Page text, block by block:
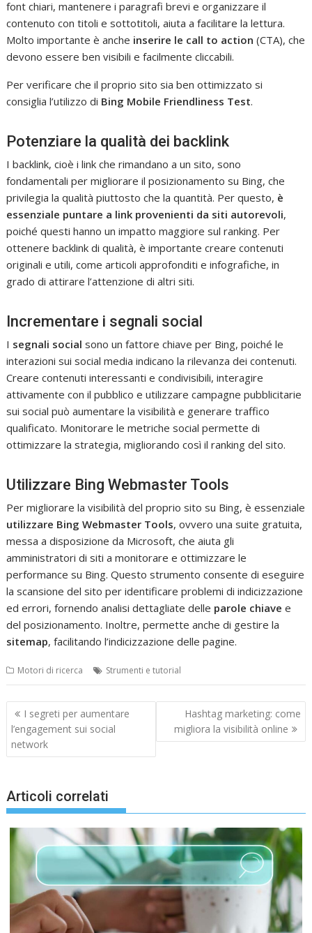
font chiari, mantenere i paragrafi brevi e organizzare il
contenuto con titoli e sottotitoli, aiuta a facilitare la lettura.
Molto importante è anche inserire le call to action (CTA), che
devono essere ben visibili e facilmente cliccabili.
Per verificare che il proprio sito sia ben ottimizzato si
consiglia l’utilizzo di Bing Mobile Friendliness Test.
Potenziare la qualità dei backlink
I backlink, cioè i link che rimandano a un sito, sono
fondamentali per migliorare il posizionamento su Bing, che
privilegia la qualità piuttosto che la quantità. Per questo, è
essenziale puntare a link provenienti da siti autorevoli,
poiché questi hanno un impatto maggiore sul ranking. Per
ottenere backlink di qualità, è importante creare contenuti
originali e utili, come articoli approfonditi e infografiche, in
grado di attirare l’attenzione di altri siti.
Incrementare i segnali social
I segnali social sono un fattore chiave per Bing, poiché le
interazioni sui social media indicano la rilevanza dei contenuti.
Creare contenuti interessanti e condivisibili, interagire
attivamente con il pubblico e utilizzare campagne pubblicitarie
sui social può aumentare la visibilità e generare traffico
qualificato. Monitorare le metriche social permette di
ottimizzare la strategia, migliorando così il ranking del sito.
Utilizzare Bing Webmaster Tools
Per migliorare la visibilità del proprio sito su Bing, è essenziale
utilizzare Bing Webmaster Tools, ovvero una suite gratuita,
messa a disposizione da Microsoft, che aiuta gli
amministratori di siti a monitorare e ottimizzare le
performance su Bing. Questo strumento consente di eseguire
la scansione del sito per identificare problemi di indicizzazione
ed errori, fornendo analisi dettagliate delle parole chiave e
del posizionamento. Inoltre, permette anche di gestire la
sitemap, facilitando l’indicizzazione delle pagine.
Motori di ricerca Strumenti e tutorial
Navigazione
articoli
I segreti per aumentare
l’engagement sui social
network
Hashtag marketing: come
migliora la visibilità online
Articoli correlati